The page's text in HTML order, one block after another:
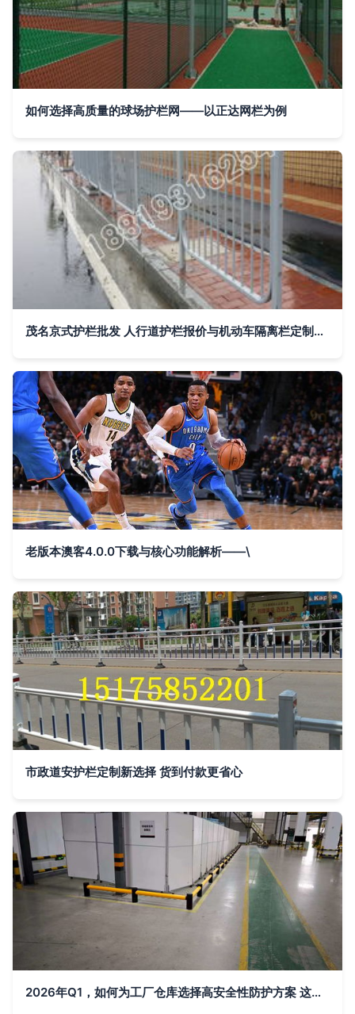
如何选择高质量的球场护栏网——以正达网栏为例
茂名京式护栏批发 人行道护栏报价与机动车隔离栏定制服务全解析
老版本澳客4.0.0下载与核心功能解析——\
市政道安护栏定制新选择 货到付款更省心
2026年Q1，如何为工厂仓库选择高安全性防护方案 这五家服务商值得关注